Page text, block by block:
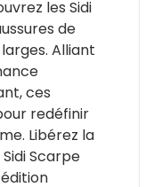
les Sidi
de
Alliant
ces
redéfinir
Libérez la
Scarpe